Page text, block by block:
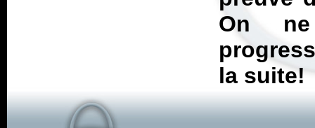
On
la suite!